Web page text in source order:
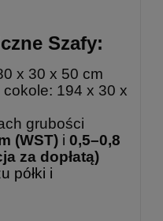
Szafy:
x 30 x 50 cm
194 x 30 x
grubości
(WST) i 0,5–0,8
za dopłatą)
półki i